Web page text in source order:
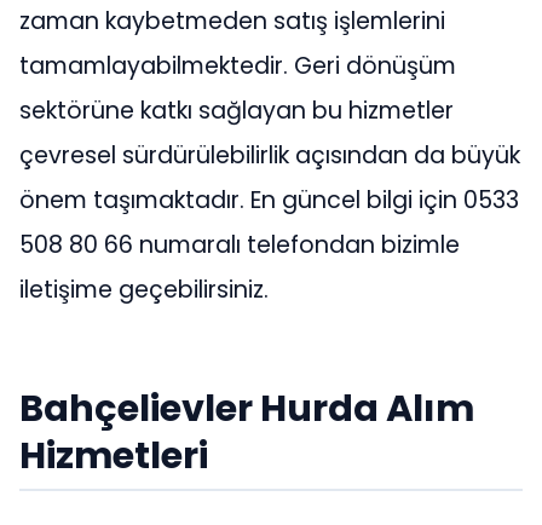
zaman kaybetmeden satış işlemlerini
tamamlayabilmektedir. Geri dönüşüm
sektörüne katkı sağlayan bu hizmetler
çevresel sürdürülebilirlik açısından da büyük
önem taşımaktadır. En güncel bilgi için 0533
508 80 66 numaralı telefondan bizimle
iletişime geçebilirsiniz.
Bahçelievler Hurda Alım
Hizmetleri